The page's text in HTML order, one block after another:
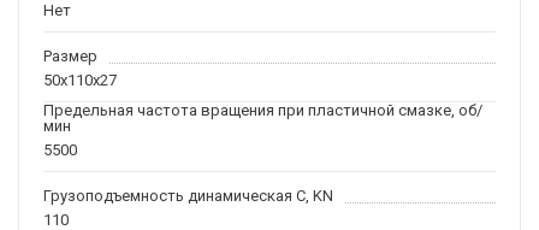
Нет
Размер
50x110x27
Предельная частота вращения при пластичной смазке, об/
мин
5500
Грузоподъемность динамическая C, KN
110